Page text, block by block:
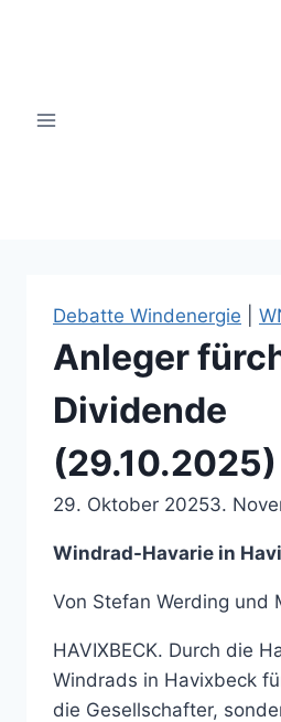
Debatte Windenergie
Anleger
Dividende
(29.10.2025)
29. Oktober 20253.
Windrad-Havarie in
Von Stefan Werding und
HAVIXBECK. Durch die
Windrads in Havixbeck
die Gesellschafter,